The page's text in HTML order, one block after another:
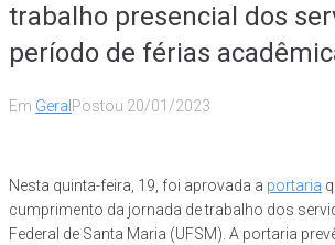
trabalho presencial dos
período de férias
Em Geral Postou 20/01/2023
Nesta quinta-feira, 19, foi aprovada a portaria
cumprimento da jornada de trabalho dos
Federal de Santa Maria (UFSM). A portaria